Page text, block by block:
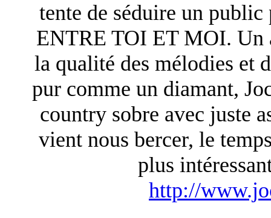
tente de séduire un
ENTRE TOI ET MOI. Un
la qualité des mélodies et
pur comme un diamant,
country sobre avec juste
vient nous bercer, le
plus
http://